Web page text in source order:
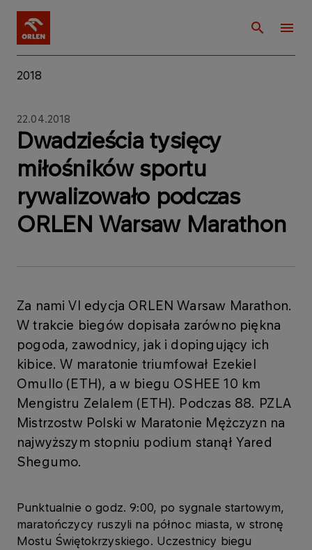
2018
22.04.2018
Dwadzieścia tysięcy
miłośników sportu
rywalizowało podczas
ORLEN Warsaw Marathon
Za nami VI edycja ORLEN Warsaw Marathon.
W trakcie biegów dopisała zarówno piękna
pogoda, zawodnicy, jak i dopingujący ich
kibice. W maratonie triumfował Ezekiel
Omullo (ETH), a w biegu OSHEE 10 km
Mengistru Zelalem (ETH). Podczas 88. PZLA
Mistrzostw Polski w Maratonie Mężczyzn na
najwyższym stopniu podium stanął Yared
Shegumo.
Punktualnie o godz. 9:00, po sygnale startowym,
maratończycy ruszyli na północ miasta, w stronę
Mostu Świętokrzyskiego. Uczestnicy biegu